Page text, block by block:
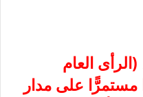
( الرأى العام
مستمرًّا على مدار